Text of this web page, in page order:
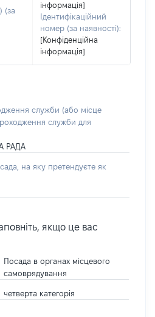
(за
інформація]
Ідентифікаційний
номер (за наявності):
[Конфіденційна
інформація]
служби (або місце
служби для
РАДА
на яку претендуєте як
якщо це вас
Посада в органах місцевого
самоврядування
четверта категорія